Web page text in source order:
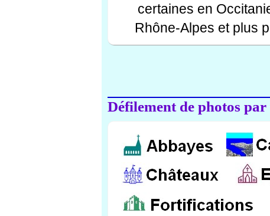
certaines en
Rhône-Alpes et plus
Défilement de photos